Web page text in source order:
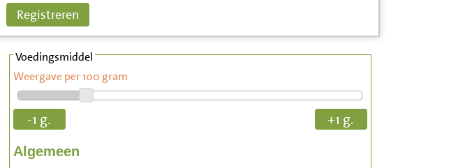
Registreren
Voedingsmiddel
Weergave per 100 gram
-1 g. +1 g.
Algemeen